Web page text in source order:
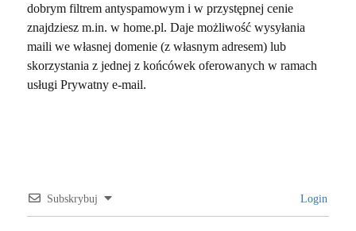
dobrym filtrem antyspamowym i w przystępnej cenie
znajdziesz m.in. w home.pl. Daje możliwość wysyłania
maili we własnej domenie (z własnym adresem) lub
skorzystania z jednej z końcówek oferowanych w ramach
usługi Prywatny e-mail.
Subskrybuj Login